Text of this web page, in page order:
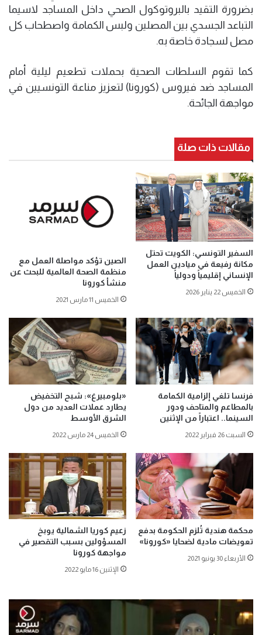
بضرورة التقيد بالبروتوكول الصحي داخل المساجد لاسيما
التباعد الجسدي بين المصلين ولبس الكمامة واصطحاب كل
مصل لسجادة خاصة به.
كما تقوم السلطات الصحية بحملات تطعيم ليلية أمام
المساجد ضد فيروس (كورونا) لتعزيز مناعة التونسيين في
مواجهة الجائحة.
مقالات ذات صلة
السفير التونسي: الكويت تحتل
مكانة رفيعة في ميادين العمل
الإنساني إقليمياً ودولياً
الخميس 22 يناير 2026
الصين تؤكد مواصلة العمل مع
منظمة الصحة العالمية للبحث عن
منشأ كورونا
الخميس 11 مارس 2021
فرنسا تلغي إلزامية الكمامة
بالمطاعم والمتاحف ودور
السينما.. اعتباراً من الإثنين
السبت 26 فبراير 2022
«بلومبيرغ»: شبح التخفيض
يطارد عملات العديد من دول
الشرق الأوسط
الخميس 24 مارس 2022
محكمة هندية تُلزم الحكومة بدفع
تعويضات مادية لضحايا «كورونا»
الأربعاء 30 يونيو 2021
زعيم كوريا الشمالية يوبخ
المسؤولين بسبب التقصير في
مواجهة كورونا
الإثنين 16 مايو 2022